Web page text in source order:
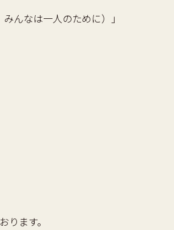
んなは一人のために）」
ます。